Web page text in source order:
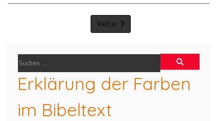
Weiter
Erklärung der Farben
im Bibeltext